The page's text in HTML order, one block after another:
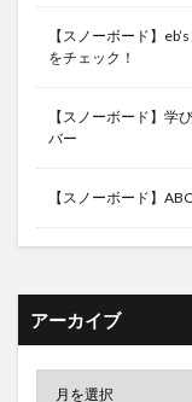
【スノーボード】
をチェック！
【スノーボード】学
バー
【スノーボード】
アーカイブ